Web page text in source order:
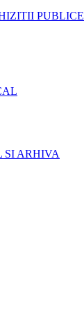
PUBLICE
SI ARHIVA